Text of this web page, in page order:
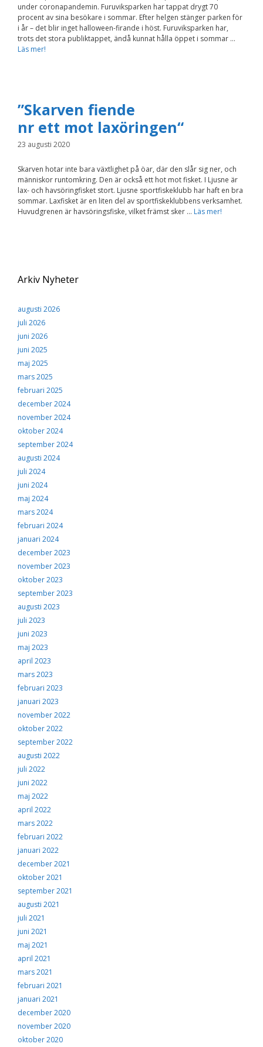
under coronapandemin. Furuviksparken har tappat drygt 70
procent av sina besökare i sommar. Efter helgen stänger parken för
i år – det blir inget halloween-firande i höst. Furuviksparken har,
trots det stora publiktappet, ändå kunnat hålla öppet i sommar …
Läs mer!
”Skarven fiende
nr ett mot laxöringen“
23 augusti 2020
Skarven hotar inte bara växtlighet på öar, där den slår sig ner, och
människor runtomkring. Den är också ett hot mot fisket. I Ljusne är
lax- och havsöringfisket stort. Ljusne sportfiskeklubb har haft en bra
sommar. Laxfisket är en liten del av sportfiskeklubbens verksamhet.
Huvudgrenen är havsöringsfiske, vilket främst sker … Läs mer!
Arkiv Nyheter
augusti 2026
juli 2026
juni 2026
juni 2025
maj 2025
mars 2025
februari 2025
december 2024
november 2024
oktober 2024
september 2024
augusti 2024
juli 2024
juni 2024
maj 2024
mars 2024
februari 2024
januari 2024
december 2023
november 2023
oktober 2023
september 2023
augusti 2023
juli 2023
juni 2023
maj 2023
april 2023
mars 2023
februari 2023
januari 2023
november 2022
oktober 2022
september 2022
augusti 2022
juli 2022
juni 2022
maj 2022
april 2022
mars 2022
februari 2022
januari 2022
december 2021
oktober 2021
september 2021
augusti 2021
juli 2021
juni 2021
maj 2021
april 2021
mars 2021
februari 2021
januari 2021
december 2020
november 2020
oktober 2020
Nödvändiga
Dessa kakor går
inte att välja
bort. De behövs
För att vi ska
kunna
funktionalitet
och
uppbyggnad,
baserat på
hur
hemsidan